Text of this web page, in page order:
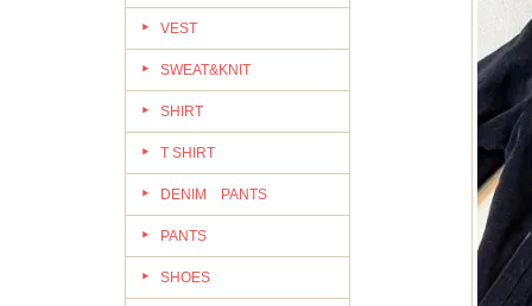
VEST
SWEAT&KNIT
SHIRT
T SHIRT
DENIM PANTS
PANTS
SHOES